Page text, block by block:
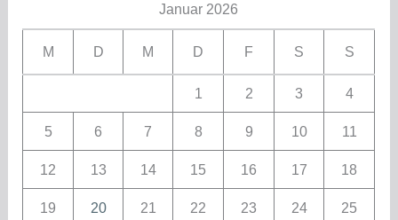
Januar 2026
M D M D F S S
1 2 3 4
5 6 7 8 9 10 11
12 13 14 15 16 17 18
19 20 21 22 23 24 25